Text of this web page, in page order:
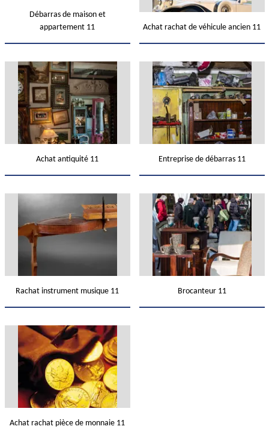
Débarras de maison et
appartement 11
Achat rachat de véhicule ancien 11
Achat antiquité 11 Entreprise de débarras 11
Rachat instrument musique 11 Brocanteur 11
Achat rachat pièce de monnaie 11